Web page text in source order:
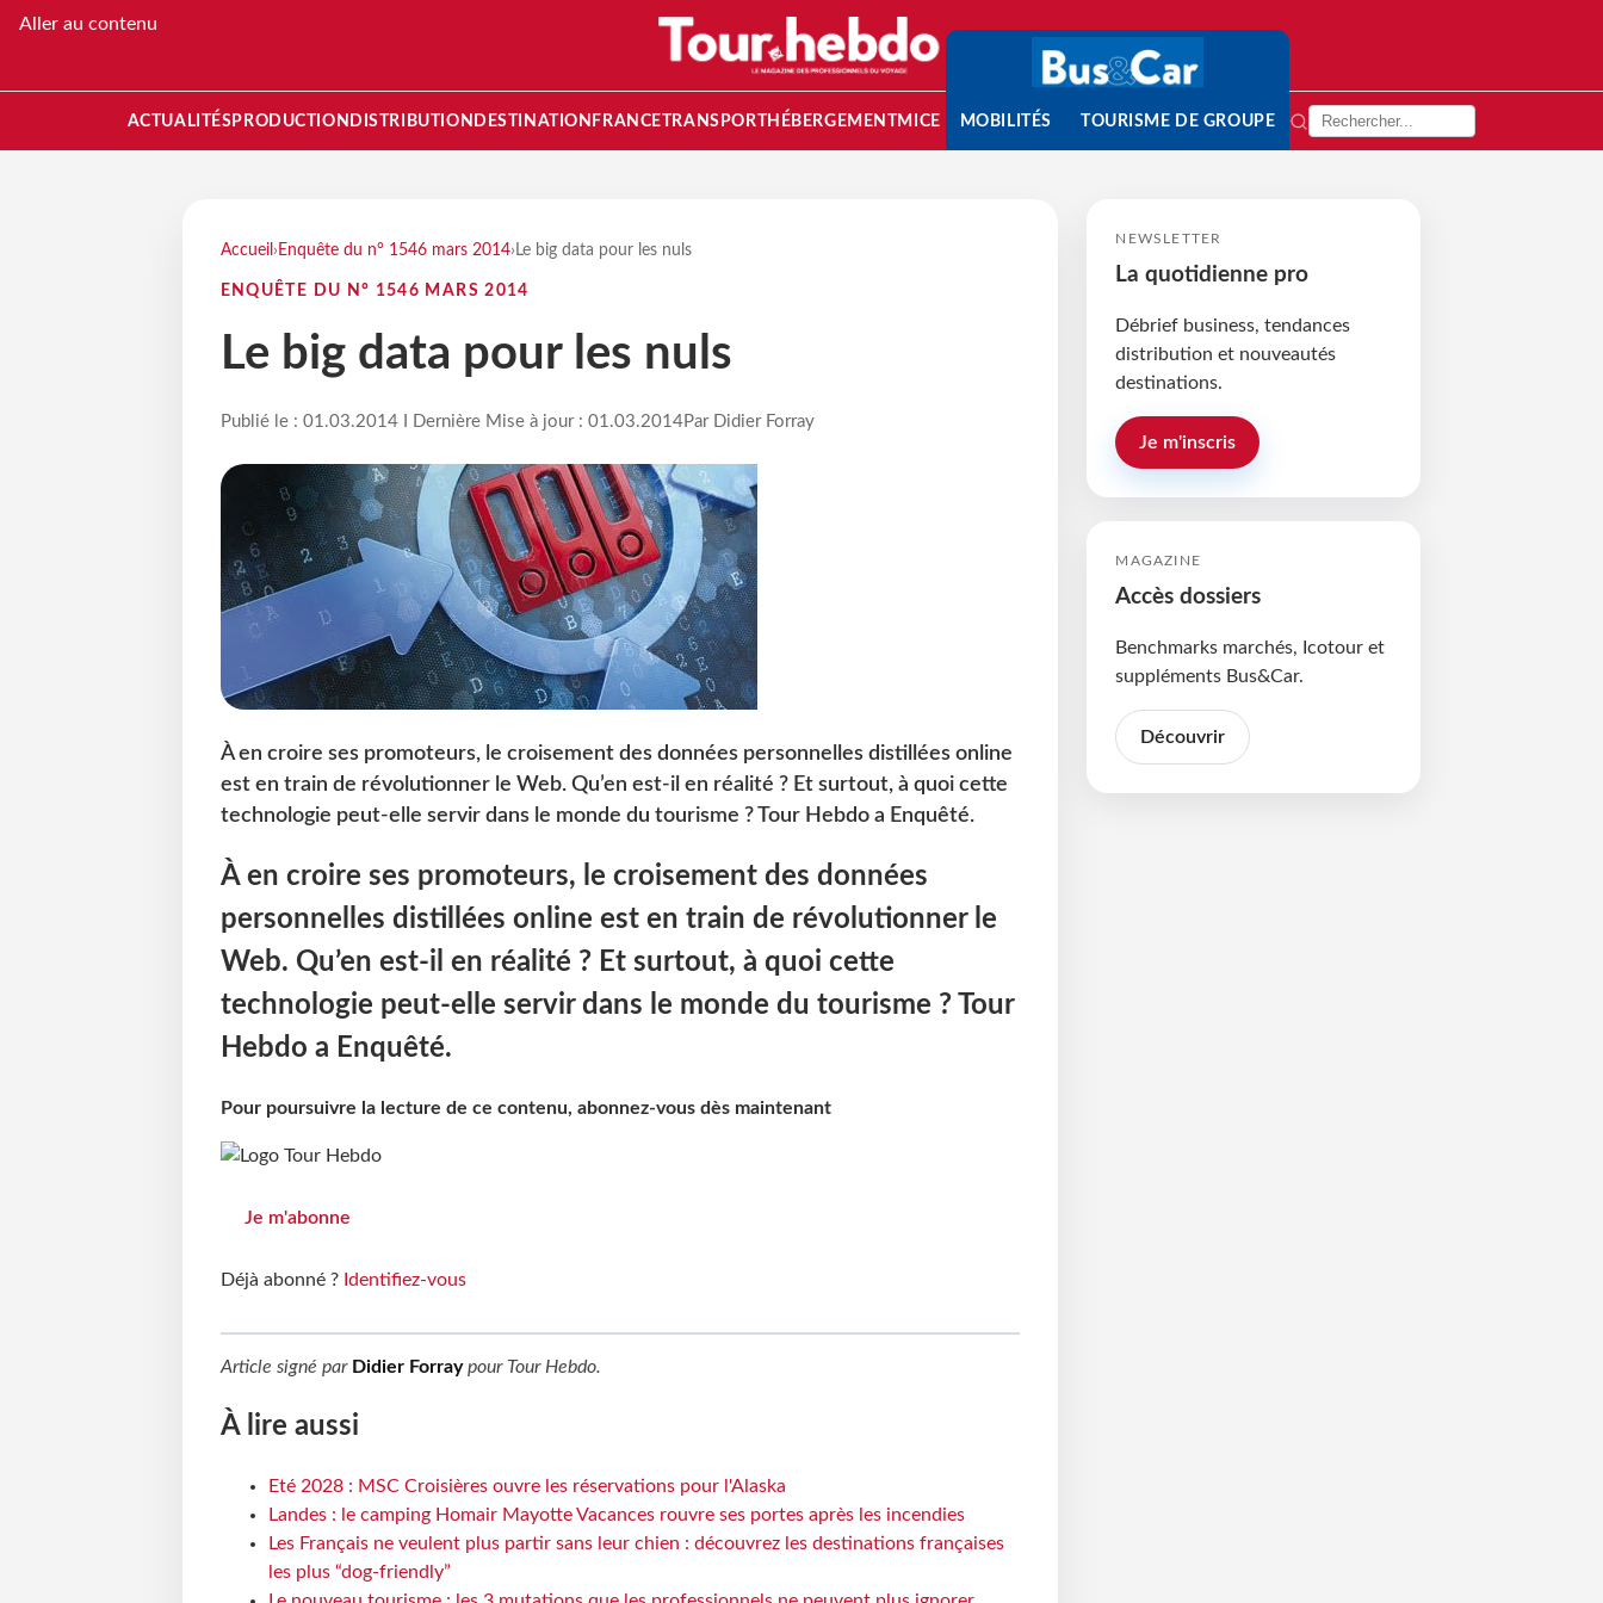
Aller au contenu
ACTUALITÉS PRODUCTION DISTRIBUTION DESTINATION FRANCETRANSPORT HÉBERGEMENTMICE MOBILITÉS TOURISME DE GROUPE
Accueil › Enquête du n° 1546 mars 2014› Le big data pour les nuls
ENQUÊTE DU N° 1546 MARS 2014
Le big data pour les nuls
Publié le : 01.03.2014 I Dernière Mise à jour : 01.03.2014Par Didier Forray
À en croire ses promoteurs, le croisement des données personnelles distillées online
est en train de révolutionner le Web. Qu’en est-il en réalité ? Et surtout, à quoi cette
technologie peut-elle servir dans le monde du tourisme ? Tour Hebdo a Enquêté.
À en croire ses promoteurs, le croisement des données
personnelles distillées online est en train de révolutionner le
Web. Qu’en est-il en réalité ? Et surtout, à quoi cette
technologie peut-elle servir dans le monde du tourisme ? Tour
Hebdo a Enquêté.
Pour poursuivre la lecture de ce contenu, abonnez-vous dès maintenant
Je m'abonne
Déjà abonné ? Identifiez-vous
Article signé par Didier Forraypour Tour Hebdo.
À lire aussi
Eté 2028 : MSC Croisières ouvre les réservations pour l'Alaska
Landes : le camping Homair Mayotte Vacances rouvre ses portes après les incendies
Les Français ne veulent plus partir sans leur chien : découvrez les destinations françaises
les plus “dog-friendly”
NEWSLETTER
La quotidienne pro
Débrief business, tendances
distribution et nouveautés
destinations.
Je m'inscris
MAGAZINE
Accès dossiers
Benchmarks marchés, Icotour et
suppléments Bus&Car.
Découvrir